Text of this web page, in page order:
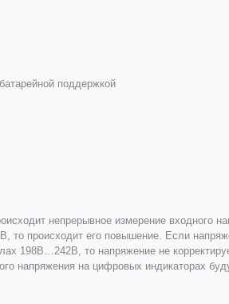
поддержкой
непрерывное измерение входного
то происходит его повышение. Если
198В…242В, то напряжение не
напряжения на цифровых индикаторах